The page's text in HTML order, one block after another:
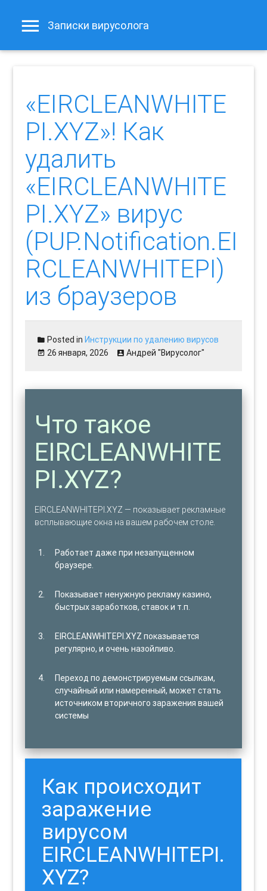
Записки вирусолога
«EIRCLEANWHITE
PI.XYZ»! Как
удалить
«EIRCLEANWHITE
PI.XYZ» вирус
(PUP.Notification.EI
RCLEANWHITEPI)
из браузеров
Posted inИнструкции по удалению вирусов
26 января, 2026
Андрей "Вирусолог"
Что такое
EIRCLEANWHITE
PI.XYZ?
EIRCLEANWHITEPI.XYZ — показывает рекламные
всплывающие окна на вашем рабочем столе.
Работает даже при незапущенном
браузере.
Показывает ненужную рекламу казино,
быстрых заработков, ставок и т.п.
EIRCLEANWHITEPI.XYZ показывается
регулярно, и очень назойливо.
Переход по демонстрируемым ссылкам,
случайный или намеренный, может стать
источником вторичного заражения вашей
системы
Как происходит
заражение
вирусом
EIRCLEANWHITEPI.
XYZ?